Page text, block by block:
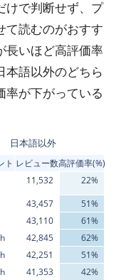
けで判断せず、プ
て読むのがおすす
長いほど高評価率
本語以外のどちら
率が下がっている